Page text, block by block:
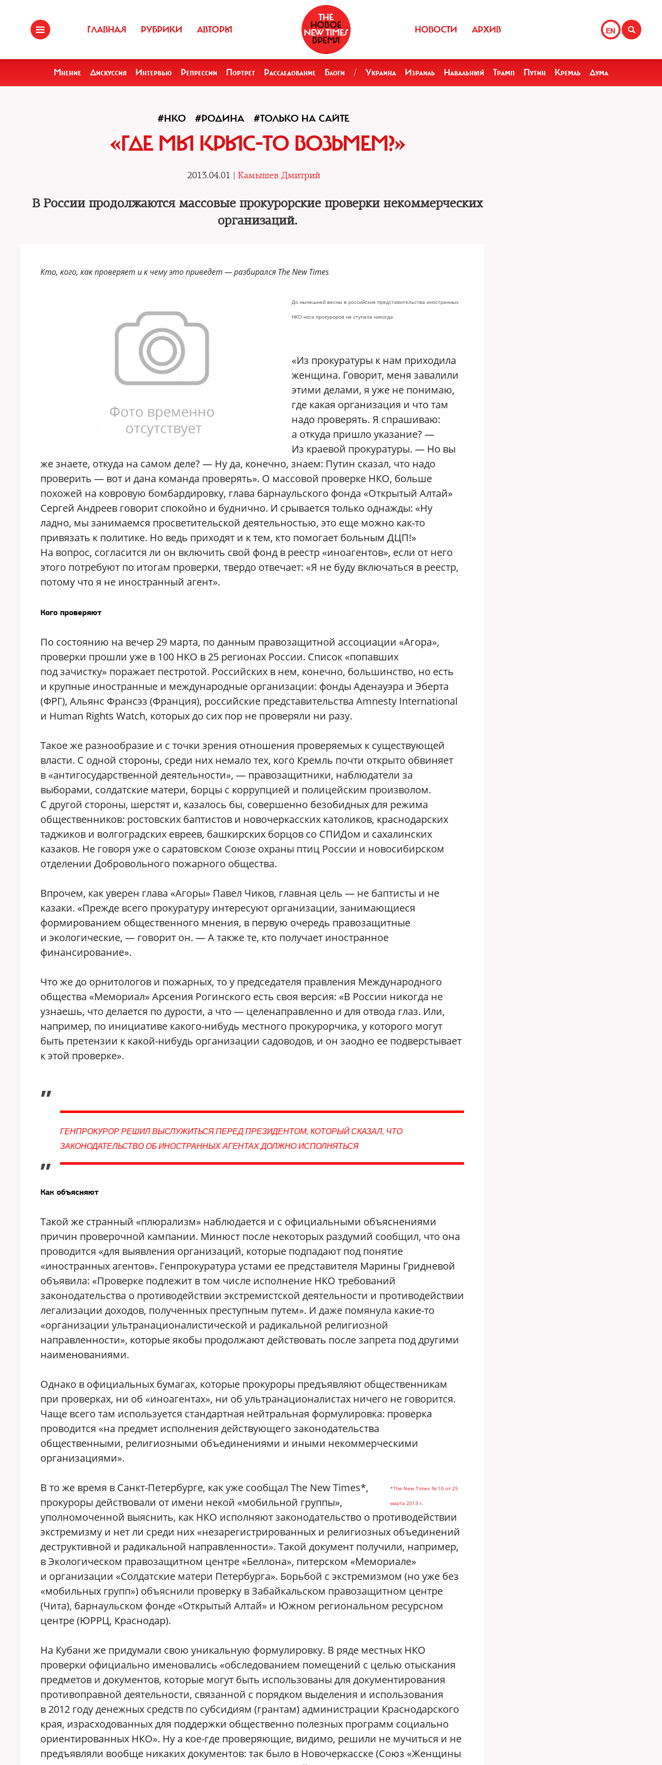
ГЛАВНАЯ РУБРИКИ АВТОРЫ EN
НОВОСТИ АРХИВ
Мнение Дискуссия Интервью Репрессии Портрет Расследование Блоги / Украина Израиль Навальный Трамп Путин Кремль Дума
#НКО #РОДИНА #ТОЛЬКО НА САЙТЕ
«ГДЕ МЫ КРЫС-ТО ВОЗЬМЕМ?»
2013.04.01 | Камышев Дмитрий
В России продолжаются массовые прокурорские проверки некоммерческих
организаций.
Кто, кого, как проверяет и к чему это приведет — разбирался The New Times
До нынешней весны в российские представительства иностранных
НКО нога прокуроров не ступала никогда
«Из прокуратуры к нам приходила
женщина. Говорит, меня завалили
этими делами, я уже не понимаю,
где какая организация и что там
надо проверять. Я спрашиваю:
а откуда пришло указание? —
Из краевой прокуратуры. — Но вы
же знаете, откуда на самом деле? — Ну да, конечно, знаем: Путин сказал, что надо
проверить — вот и дана команда проверять». О массовой проверке НКО, больше
похожей на ковровую бомбардировку, глава барнаульского фонда «Открытый Алтай»
Сергей Андреев говорит спокойно и буднично. И срывается только однажды: «Ну
ладно, мы занимаемся просветительской деятельностью, это еще можно как-то
привязать к политике. Но ведь приходят и к тем, кто помогает больным ДЦП!»
На вопрос, согласится ли он включить свой фонд в реестр «иноагентов», если от него
этого потребуют по итогам проверки, твердо отвечает: «Я не буду включаться в реестр,
потому что я не иностранный агент».
Кого проверяют
По состоянию на вечер 29 марта, по данным правозащитной ассоциации «Агора»,
проверки прошли уже в 100 НКО в 25 регионах России. Список «попавших
под зачистку» поражает пестротой. Российских в нем, конечно, большинство, но есть
и крупные иностранные и международные организации: фонды Аденауэра и Эберта
(ФРГ), Альянс Франсэз (Франция), российские представительства Аmnesty International
и Human Rights Watch, которых до сих пор не проверяли ни разу.
Такое же разнообразие и с точки зрения отношения проверяемых к существующей
власти. С одной стороны, среди них немало тех, кого Кремль почти открыто обвиняет
в «антигосударственной деятельности», — правозащитники, наблюдатели за
выборами, солдатские матери, борцы с коррупцией и полицейским произволом.
С другой стороны, шерстят и, казалось бы, совершенно безобидных для режима
общественников: ростовских баптистов и новочеркасских католиков, краснодарских
таджиков и волгоградских евреев, башкирских борцов со СПИДом и сахалинских
казаков. Не говоря уже о саратовском Союзе охраны птиц России и новосибирском
отделении Добровольного пожарного общества.
Впрочем, как уверен глава «Агоры» Павел Чиков, главная цель — не баптисты и не
казаки. «Прежде всего прокуратуру интересуют организации, занимающиеся
формированием общественного мнения, в первую очередь правозащитные
и экологические, — говорит он. — А также те, кто получает иностранное
финансирование».
Что же до орнитологов и пожарных, то у председателя правления Международного
общества «Мемориал» Арсения Рогинского есть своя версия: «В России никогда не
узнаешь, что делается по дурости, а что — целенаправленно и для отвода глаз. Или,
например, по инициативе какого-нибудь местного прокурорчика, у которого могут
быть претензии к какой-нибудь организации садоводов, и он заодно ее подверстывает
к этой проверке».
„
ГЕНПРОКУРОР РЕШИЛ ВЫСЛУЖИТЬСЯ ПЕРЕД ПРЕЗИДЕНТОМ, КОТОРЫЙ СКАЗАЛ, ЧТО
ЗАКОНОДАТЕЛЬСТВО ОБ ИНОСТРАННЫХ АГЕНТАХ ДОЛЖНО ИСПОЛНЯТЬСЯ
”
Как объясняют
Такой же странный «плюрализм» наблюдается и с официальными объяснениями
причин проверочной кампании. Минюст после некоторых раздумий сообщил, что она
проводится «для выявления организаций, которые подпадают под понятие
«иностранных агентов». Генпрокуратура устами ее представителя Марины Гридневой
объявила: «Проверке подлежит в том числе исполнение НКО требований
законодательства о противодействии экстремистской деятельности и противодействии
легализации доходов, полученных преступным путем». И даже помянула какие-то
«организации ультранационалистической и радикальной религиозной
направленности», которые якобы продолжают действовать после запрета под другими
наименованиями.
Однако в официальных бумагах, которые прокуроры предъявляют общественникам
при проверках, ни об «иноагентах», ни об ультранационалистах ничего не говорится.
Чаще всего там используется стандартная нейтральная формулировка: проверка
проводится «на предмет исполнения действующего законодательства
общественными, религиозными объединениями и иными некоммерческими
организациями».
*The New Times № 10 от 25
марта 2013 г.
В то же время в Санкт-Петербурге, как уже сообщал The New Times*,
прокуроры действовали от имени некой «мобильной группы»,
уполномоченной выяснить, как НКО исполняют законодательство о противодействии
экстремизму и нет ли среди них «незарегистрированных и религиозных объединений
деструктивной и радикальной направленности». Такой документ получили, например,
в Экологическом правозащитном центре «Беллона», питерском «Мемориале»
и организации «Солдатские матери Петербурга». Борьбой с экстремизмом (но уже без
«мобильных групп») объяснили проверку в Забайкальском правозащитном центре
(Чита), барнаульском фонде «Открытый Алтай» и Южном региональном ресурсном
центре (ЮРРЦ, Краснодар).
На Кубани же придумали свою уникальную формулировку. В ряде местных НКО
проверки официально именовались «обследованием помещений с целью отыскания
предметов и документов, которые могут быть использованы для документирования
противоправной деятельности, связанной с порядком выделения и использования
в 2012 году денежных средств по субсидиям (грантам) администрации Краснодарского
края, израсходованных для поддержки общественно полезных программ социально
ориентированных НКО». Ну а кое-где проверяющие, видимо, решили не мучиться и не
предъявляли вообще никаких документов: так было в Новочеркасске (Союз «Женщины